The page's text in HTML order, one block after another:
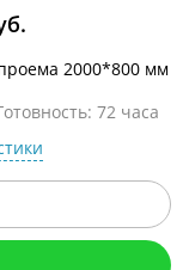
2000*800 мм
72 часа